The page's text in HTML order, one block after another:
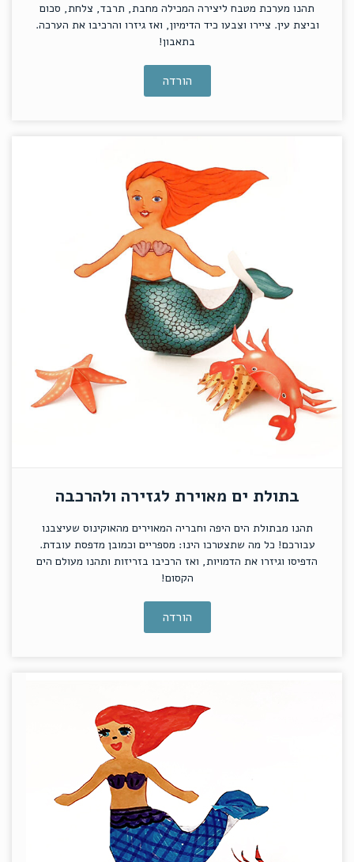
תהנו מערכת מטבח ליצירה המכילה מחבת, תרבד, צלחת, סכום
וביצת עין. ציירו וצבעו כיד הדימיון, ואז גיזרו והרכיבו את הערכה.
בתאבון!
הורדה
בתולת ים מאוירת לגזירה ולהרכבה
תהנו מבתולת הים היפה וחבריה המאוירים מהאוקינוס שעיצבנו
עבורכם! כל מה שתצטרכו הינו: מספריים וכמובן מדפסת עובדת.
הדפיסו וגיזרו את הדמויות, ואז הרכיבו בזריזות ותהנו מעולם הים
הקסום!
הורדה